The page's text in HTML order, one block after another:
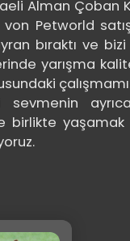
Alman
Petworld
bıraktı ve
yarışma
birlikte